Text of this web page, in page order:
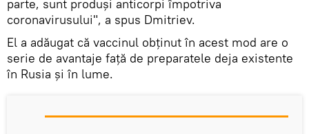
parte, sunt produși anticorpi împotriva
coronavirusului", a spus Dmitriev.
El a adăugat că vaccinul obținut în acest mod are o
serie de avantaje față de preparatele deja existente
în Rusia și în lume.